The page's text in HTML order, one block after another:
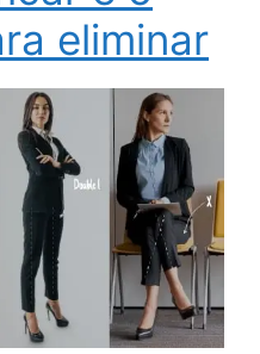
eliminar